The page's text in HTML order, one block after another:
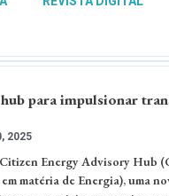
para impulsionar
2025
Energy Advisory Hub
matéria de Energia), uma